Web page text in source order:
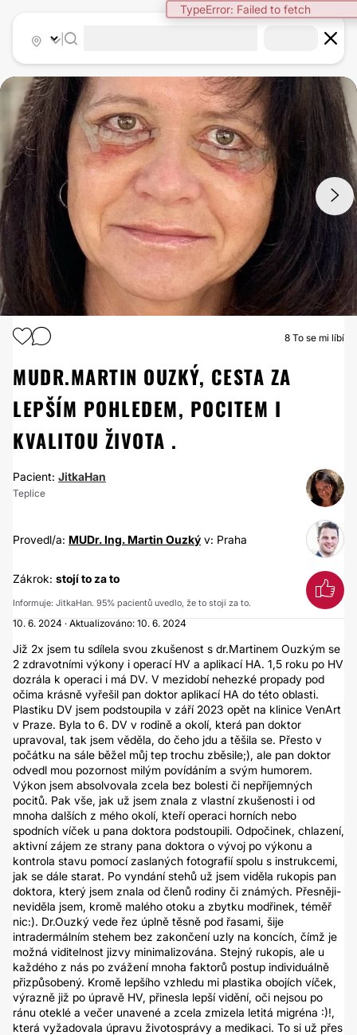
TypeError: Failed to fetch
OPERACE DOLNÍCH VÍČEK
8 To se mi líbí
MUDR.MARTIN OUZKÝ, CESTA ZA
LEPŠÍM POHLEDEM, POCITEM I
KVALITOU ŽIVOTA .
Pacient: JitkaHan
Teplice
Provedl/a: MUDr. Ing. Martin Ouzký v: Praha
Zákrok: stojí to za to
Informuje: JitkaHan. 95% pacientů uvedlo, že to stojí za to.
10. 6. 2024 · Aktualizováno: 10. 6. 2024
Již 2x jsem tu sdílela svou zkušenost s dr.Martinem Ouzkým se
2 zdravotními výkony i operací HV a aplikací HA. 1,5 roku po HV
dozrála k operaci i má DV. V mezidobí nehezké propady pod
očima krásně vyřešil pan doktor aplikací HA do této oblasti.
Plastiku DV jsem podstoupila v září 2023 opět na klinice VenArt
v Praze. Byla to 6. DV v rodině a okolí, která pan doktor
upravoval, tak jsem věděla, do čeho jdu a těšila se. Přesto v
počátku na sále běžel můj tep trochu zběsile;), ale pan doktor
odvedl mou pozornost milým povídáním a svým humorem.
Výkon jsem absolvovala zcela bez bolesti či nepříjemných
pocitů. Pak vše, jak už jsem znala z vlastní zkušenosti i od
mnoha dalších z mého okolí, kteří operaci horních nebo
spodních víček u pana doktora podstoupili. Odpočinek, chlazení,
aktivní zájem ze strany pana doktora o vývoj po výkonu a
kontrola stavu pomocí zaslaných fotografií spolu s instrukcemi,
jak se dále starat. Po vyndání stehů už jsem viděla rukopis pan
doktora, který jsem znala od členů rodiny či známých. Přesněji-
neviděla jsem, kromě malého otoku a zbytku modřinek, téměř
nic:). Dr.Ouzký vede řez úplně těsně pod řasami, šije
intradermálním stehem bez zakončení uzly na koncích, čímž je
možná viditelnost jizvy minimalizována. Stejný rukopis, ale u
každého z nás po zvážení mnoha faktorů postup individuálně
přizpůsobený. Kromě lepšího vzhledu mi plastika obojích víček,
výrazně již po úpravě HV, přinesla lepší vidění, oči nejsou po
ránu oteklé a večer unavené a zcela zmizela letitá migréna :)!,
která vyžadovala úpravu životosprávy a medikaci. To si už přes